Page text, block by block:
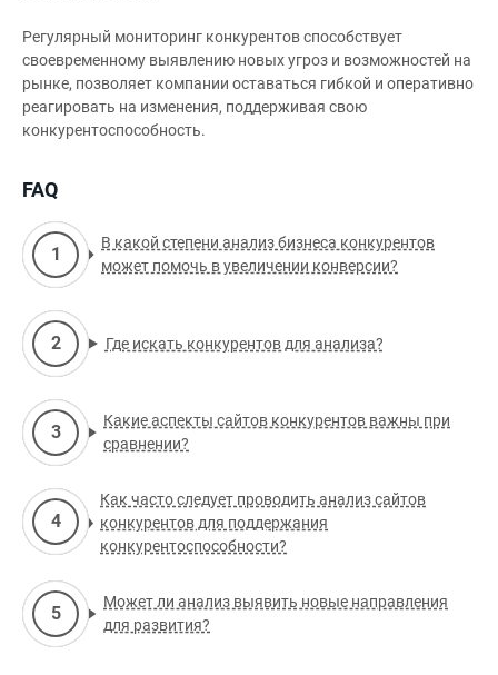
Регулярный мониторинг конкурентов способствует
своевременному выявлению новых угроз и возможностей на
рынке, позволяет компании оставаться гибкой и оперативно
реагировать на изменения, поддерживая свою
конкурентоспособность.
FAQ
В какой степени анализ бизнеса конкурентов
может помочь в увеличении конверсии?
Где искать конкурентов для анализа?
Какие аспекты сайтов конкурентов важны при
сравнении?
Как часто следует проводить анализ сайтов
конкурентов для поддержания
конкурентоспособности?
Может ли анализ выявить новые направления
для развития?